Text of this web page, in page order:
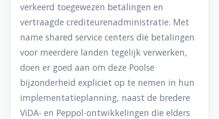
verkeerd toegewezen betalingen en
vertraagde crediteurenadministratie. Met
name shared service centers die betalingen
voor meerdere landen tegelijk verwerken,
doen er goed aan om deze Poolse
bijzonderheid expliciet op te nemen in hun
implementatieplanning, naast de bredere
ViDA- en Peppol-ontwikkelingen die elders